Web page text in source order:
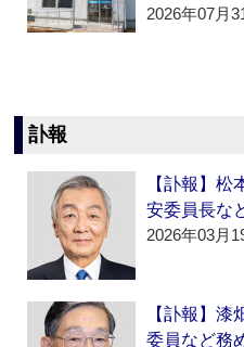
2026年07月
訃報
【訃報】松
安委員長な
2026年03月
【訃報】漆
委員など務